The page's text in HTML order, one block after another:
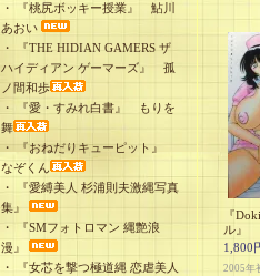
・
『桃尻ボッキー授業』 鮎川
あおい
・
『THE HIDIAN GAMERS ザ
ハイディアン ゲーマーズ』 孤
ノ間和歩
・
『愛・すみれ白書』 もりを
舞
・
『おねだりキューピット』
なぞくん
・
『愛縛美人 杉浦則夫激縄写真
集』
・
『SMフォトロマン 縄艶浪
漫』
・
『女芯を撃つ極道縄 恋虐美人
『
ル』
1,800
2005年